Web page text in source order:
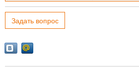
Задать вопрос